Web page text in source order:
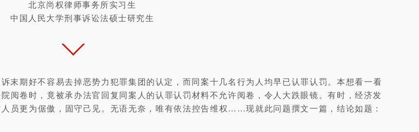
北京尚权律师事务所实习生
中国人民大学刑事诉讼法硕士研究生
末期好不容易去掉恶势力犯罪集团的认定，而同案十几名行为人均早已认罪认罚。本想看一看
阅卷时，竟被承办法官回复同案人的认罪认罚材料不允许阅卷，令人大跌眼镜。有时，经济发
员更为倨傲，固守己见。无语无奈，唯有依法控告维权……现就此问题撰文一篇，结论如题：